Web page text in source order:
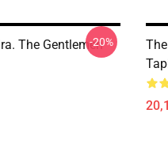
The Gentlemen-20%